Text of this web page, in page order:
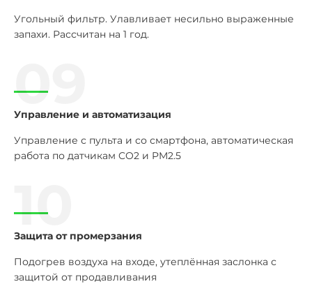
Угольный фильтр. Улавливает несильно выраженные
запахи. Рассчитан на 1 год.
09
Управление и автоматизация
Управление с пульта и со смартфона, автоматическая
работа по датчикам CO2 и PM2.5
10
Защита от промерзания
Подогрев воздуха на входе, утеплённая заслонка с
защитой от продавливания